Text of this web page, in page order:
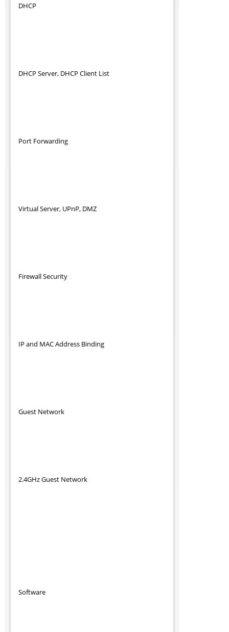
DHCP
DHCP Server, DHCP Client List
Port Forwarding
Virtual Server, UPnP, DMZ
Firewall Security
IP and MAC Address Binding
Guest Network
2.4GHz Guest Network
Software